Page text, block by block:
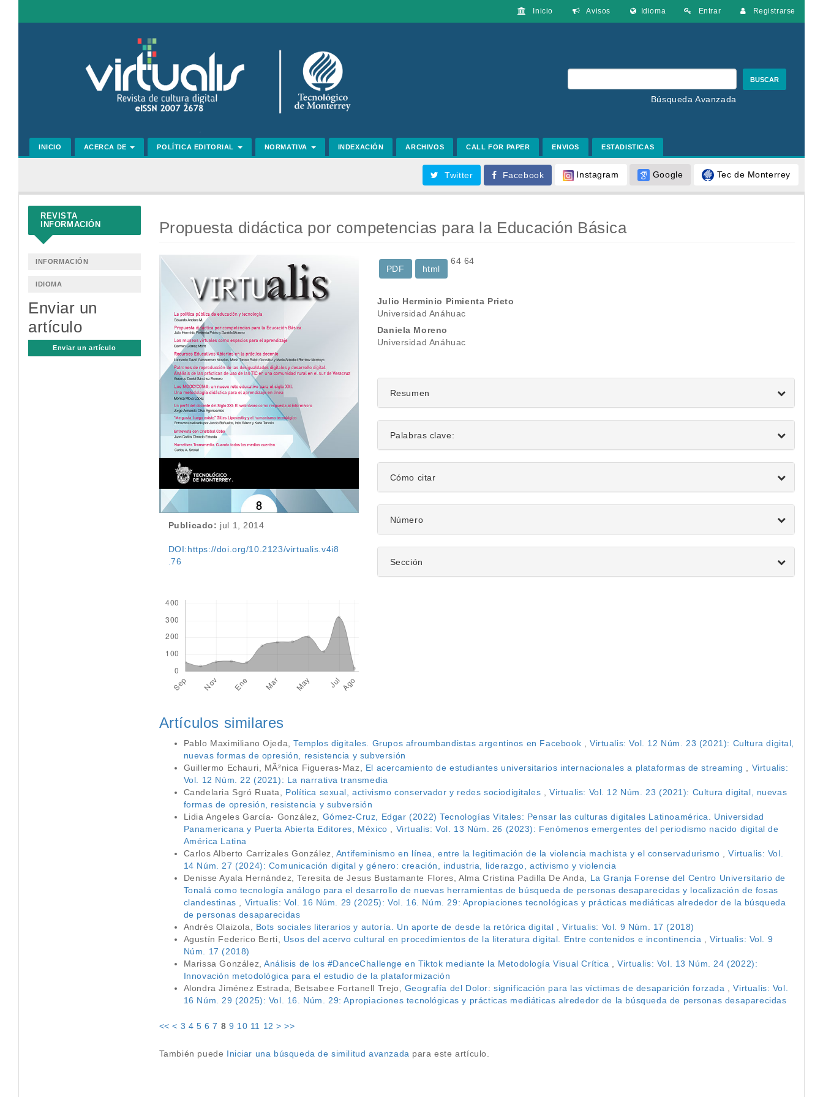
Entrar Registrarse
Inicio Avisos Idioma
BUSCAR
Búsqueda Avanzada
INICIO ACERCA DE POLÍTICA EDITORIAL NORMATIVA INDEXACIÓN ARCHIVOS CALL FOR PAPER ENVIOS ESTADISTICAS
Twitter Facebook Instagram Google Tec de Monterrey
REVISTA
INFORMACIÓN
INFORMACIÓN
IDIOMA
Enviar un
artículo
Enviar un artículo
Propuesta didáctica por competencias para la Educación Básica
Barra
lateral
artículo
Publicado: jul 1, 2014
DOI:https://doi.org/10.2123/virtualis.v4i8
.76
64
PDF
64
html
Contenido
principal
del
Julio Herminio Pimienta Prieto
Universidad Anáhuac
Daniela Moreno
Universidad Anáhuac
Resumen
Palabras clave:
Detalles
del
artículo
Cómo citar
Número
Sección
Artículos similares
Pablo Maximiliano Ojeda,Templos digitales. Grupos afroumbandistas argentinos en Facebook
Virtualis: Vol. 12 Núm. 23 (2021): Cultura digital,
nuevas formas de opresión, resistencia y subversión
Guillermo Echauri, MÃ²nica Figueras-Maz, El acercamiento de estudiantes universitarios internacionales a plataformas de streaming
Virtualis:
Vol. 12 Núm. 22 (2021): La narrativa transmedia
Candelaria Sgró Ruata, Política sexual, activismo conservador y redes sociodigitales ,Virtualis: Vol. 12 Núm. 23 (2021): Cultura digital, nuevas
formas de opresión, resistencia y subversión
Lidia Angeles García- González, Gómez-Cruz, Edgar (2022) Tecnologías Vitales: Pensar las culturas digitales Latinoamérica. Universidad
Panamericana y Puerta Abierta Editores, México
Virtualis: Vol. 13 Núm. 26 (2023): Fenómenos emergentes del periodismo nacido digital de
América Latina
Carlos Alberto Carrizales González, Antifeminismo en línea, entre la legitimación de la violencia machista y el conservadurismo ,Virtualis: Vol.
14 Núm. 27 (2024): Comunicación digital y género: creación, industria, liderazgo, activismo y violencia
Denisse Ayala Hernández, Teresita de Jesus Bustamante Flores, Alma Cristina Padilla De Anda, La Granja Forense del Centro Universitario de
Tonalá como tecnología análogo para el desarrollo de nuevas herramientas de búsqueda de personas desaparecidas y localización de fosas
clandestinas
Virtualis: Vol. 16 Núm. 29 (2025): Vol. 16. Núm. 29: Apropiaciones tecnológicas y prácticas mediáticas alrededor de la búsqueda
de personas desaparecidas
Andrés Olaizola, Bots sociales literarios y autoría. Un aporte de desde la retórica digital ,Virtualis: Vol. 9 Núm. 17 (2018)
Agustín Federico Berti, Usos del acervo cultural en procedimientos de la literatura digital. Entre contenidos e incontinencia ,Virtualis: Vol. 9
Núm. 17 (2018)
Marissa González,Análisis de los #DanceChallenge en Tiktok mediante la Metodología Visual Crítica ,Virtualis: Vol. 13 Núm. 24 (2022):
Innovación metodológica para el estudio de la plataformización
Alondra Jiménez Estrada, Betsabee Fortanell Trejo, Geografía del Dolor: significación para las víctimas de desaparición forzada ,Virtualis: Vol.
16 Núm. 29 (2025): Vol. 16. Núm. 29: Apropiaciones tecnológicas y prácticas mediáticas alrededor de la búsqueda de personas desaparecidas
<< < 3 4 5 6 7 8 9 10 11 12 > >>
También puede Iniciar una búsqueda de similitud avanzada para este artículo.